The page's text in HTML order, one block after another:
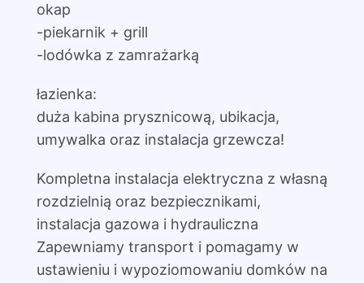
okap
-piekarnik + grill
-lodówka z zamrażarką
łazienka:
duża kabina prysznicową, ubikacja,
umywalka oraz instalacja grzewcza!
Kompletna instalacja elektryczna z własną
rozdzielnią oraz bezpiecznikami,
instalacja gazowa i hydrauliczna
Zapewniamy transport i pomagamy w
ustawieniu i wypoziomowaniu domków na